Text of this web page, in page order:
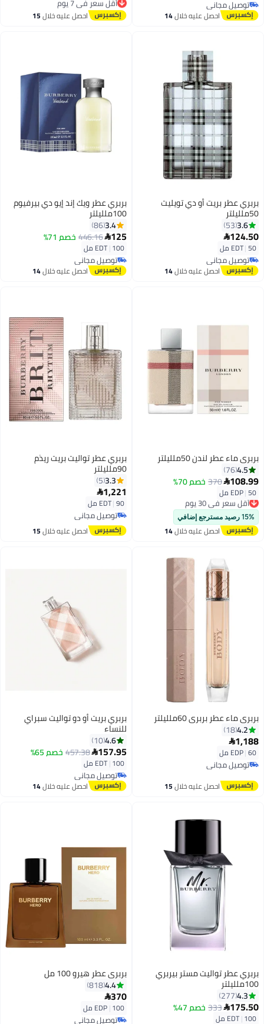
توصيل مجاني
توصيل مجانياحصل عليه خلال14
توصيل مجاني
أقل سعر في 7 يوماحصل عليه خلال15
بربري عطر بريت أو دي تويليت
50ملليلتر
3.6
53
124.50
EDT|50 مل
توصيل مجاني
توصيل مجانياحصل عليه خلال14
بربري عطر ويك إند إيو دي بيرفيوم
100ملليلتر
3.4
86
125
446.16خصم 71%
EDT|100 مل
توصيل مجاني
توصيل مجانياحصل عليه خلال14
بربري ماء عطر لندن 50ملليلتر
4.5
76
108.99
370 خصم 70%
EDP|50 ملأقل سعر في 30 يوم
توصيل مجاني
أقل سعر في 30 يوم
15% رصيد مسترجع إضافي
احصل عليه خلال14
بربري عطر تواليت بريت ريذم
90ملليلتر
3.3
5
1,221
EDT|90 مل
توصيل مجاني
توصيل مجانياحصل عليه خلال15
بربري ماء عطر بربري 60ملليلتر
4.2
18
1,188
EDP|60 مل
توصيل مجاني
توصيل مجاني
احصل عليه خلال15
بربري بريت أو دو تواليت سبراي
للنساء
4.6
10
157.95
457.38خصم 65%
EDT|100 مل
توصيل مجاني
توصيل مجانياحصل عليه خلال14
بربري عطر تواليت مستر بيربري
100ملليلتر
4.3
277
175.50
333 خصم 47%
EDT|100 مل
بربري عطر هيرو 100 مل
4.4
818
370
EDP|100 مل
توصيل مجاني